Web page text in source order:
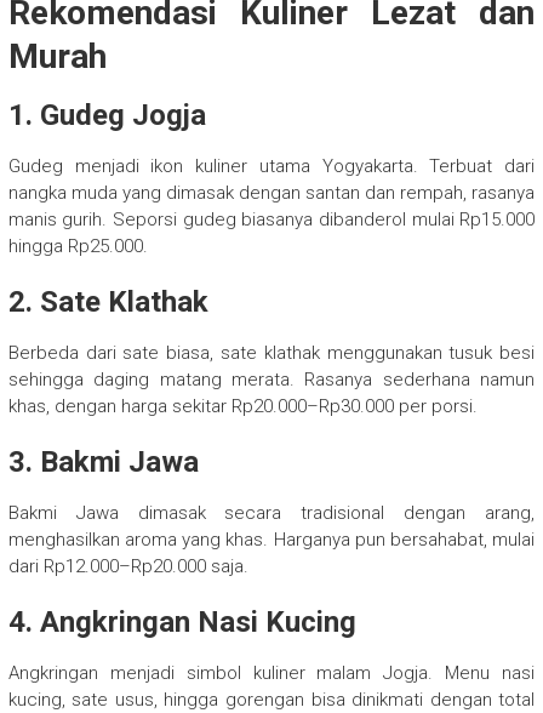
Rekomendasi Kuliner Lezat dan
Murah
1. Gudeg Jogja
Gudeg menjadi ikon kuliner utama Yogyakarta. Terbuat dari
nangka muda yang dimasak dengan santan dan rempah, rasanya
manis gurih. Seporsi gudeg biasanya dibanderol mulai Rp15.000
hingga Rp25.000.
2. Sate Klathak
Berbeda dari sate biasa, sate klathak menggunakan tusuk besi
sehingga daging matang merata. Rasanya sederhana namun
khas, dengan harga sekitar Rp20.000–Rp30.000 per porsi.
3. Bakmi Jawa
Bakmi Jawa dimasak secara tradisional dengan arang,
menghasilkan aroma yang khas. Harganya pun bersahabat, mulai
dari Rp12.000–Rp20.000 saja.
4. Angkringan Nasi Kucing
Angkringan menjadi simbol kuliner malam Jogja. Menu nasi
kucing, sate usus, hingga gorengan bisa dinikmati dengan total